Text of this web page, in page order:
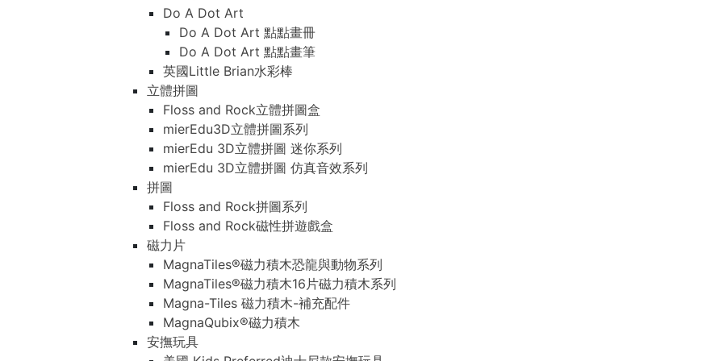
Do A Dot Art
Do A Dot Art 點點畫冊
Do A Dot Art 點點畫筆
英國Little Brian水彩棒
立體拼圖
Floss and Rock立體拼圖盒
mierEdu3D立體拼圖系列
mierEdu 3D立體拼圖 迷你系列
mierEdu 3D立體拼圖 仿真音效系列
拼圖
Floss and Rock拼圖系列
Floss and Rock磁性拼遊戲盒
磁力片
MagnaTiles®磁力積木恐龍與動物系列
MagnaTiles®磁力積木16片磁力積木系列
Magna-Tiles 磁力積木-補充配件
MagnaQubix®磁力積木
安撫玩具